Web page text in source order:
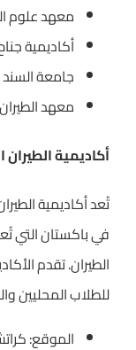
معهد علوم
أكاديمية
جامعة السند
معهد
أكاديمية الطيران
تُعد أكاديمية
في باكستان التي
الطيران. تقدم
للطلاب المحليين
الموقع: